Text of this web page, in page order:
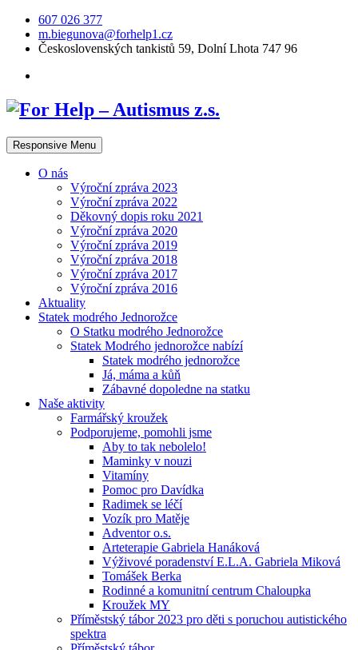
607 026 377
m.biegunova@forhelp1.cz
Československých tankistů 59, Dolní Lhota 747 96
Responsive Menu
O nás
Výroční zpráva 2023
Výroční zpráva 2022
Děkovný dopis roku 2021
Výroční zpráva 2020
Výroční zpráva 2019
Výroční zpráva 2018
Výroční zpráva 2017
Výroční zpráva 2016
Aktuality
Statek modrého Jednorožce
O Statku modrého Jednorožce
Statek Modrého jednorožce nabízí
Statek modrého jednorožce
Já, máma a kůň
Zábavné dopoledne na statku
Naše aktivity
Farmářský kroužek
Podporujeme, pomohli jsme
Aby to tak nebolelo!
Maminky v nouzi
Vitamíny
Pomoc pro Davídka
Radimek se léčí
Vozík pro Matěje
Adventor o.s.
Arteterapie Gabriela Hanáková
Výživové poradenství E.L.A. Gabriela Miková
Tomášek Berka
Rodinné a komunitní centrum Chaloupka
Kroužek MY
Příměstský tábor 2023 pro děti s poruchou autistického
spektra